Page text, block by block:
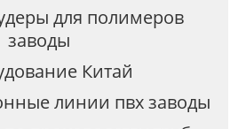
для полимеров
заводы
Китай
линии пвх заводы